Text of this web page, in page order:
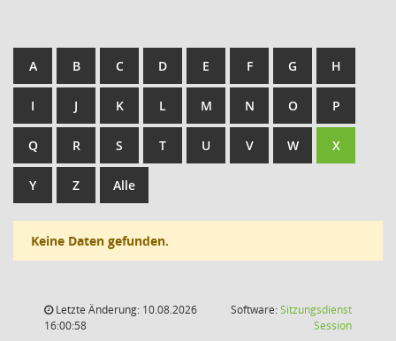
A B C D E F G H
I J K L M N O P
Q R S T U V W X
Y Z Alle
Keine Daten gefunden.
Letzte Änderung: 10.08.2026
16:00:58
Software:Sitzungsdienst
Session(Wird in